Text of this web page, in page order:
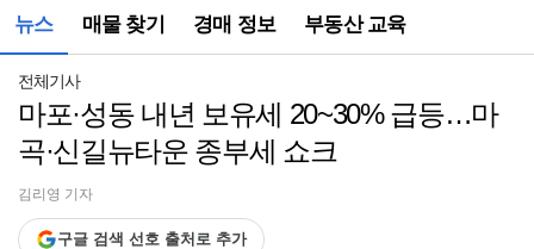
뉴스 매물 찾기 경매 정보 부동산 교육
(컨
전체기사
마포·성동 내년 보유세 20~30% 급등…마
곡·신길뉴타운 종부세 쇼크
김리영 기자
구글 검색 선호 출처로 추가